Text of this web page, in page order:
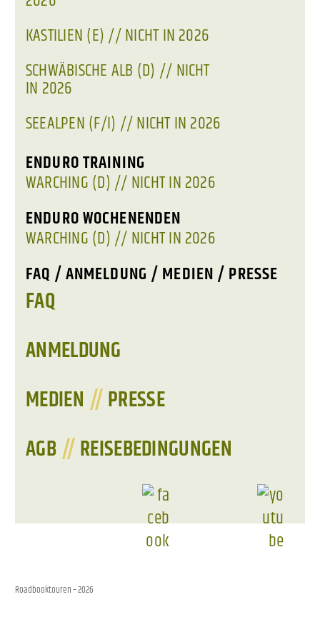
KASTILIEN (E) // NICHT IN 2026
SCHWÄBISCHE ALB (D) // NICHT
IN 2026
SEEALPEN (F/I) // NICHT IN 2026
ENDURO TRAINING
WARCHING (D) // NICHT IN 2026
ENDURO WOCHENENDEN
WARCHING (D) // NICHT IN 2026
FAQ / ANMELDUNG / MEDIEN / PRESSE
FAQ
ANMELDUNG
MEDIEN // PRESSE
AGB// REISEBEDINGUNGEN
Roadbooktouren– 2026